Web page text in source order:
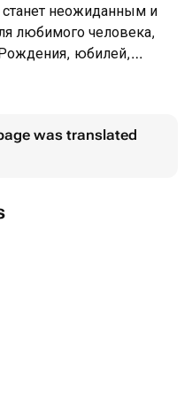
неожиданным и
любимого человека,
юбилей,
мероприятия.
Это не просто
в памяти
— долго стоят
персональным
любой район города.
was translated